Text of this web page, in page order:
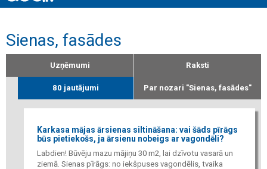
Sienas, fasādes
Uzņēmumi Raksti
80 jautājumi Par nozari "Sienas, fasādes"
Karkasa mājas ārsienas siltināšana: vai šāds pīrāgs
būs pietiekošs, ja ārsienu nobeigs ar vagondēli?
Labdien! Būvēju mazu mājiņu 30 m2, lai dzīvotu vasarā un
ziemā. Sienas pīrāgs: no iekšpuses vagondēlis, tvaika